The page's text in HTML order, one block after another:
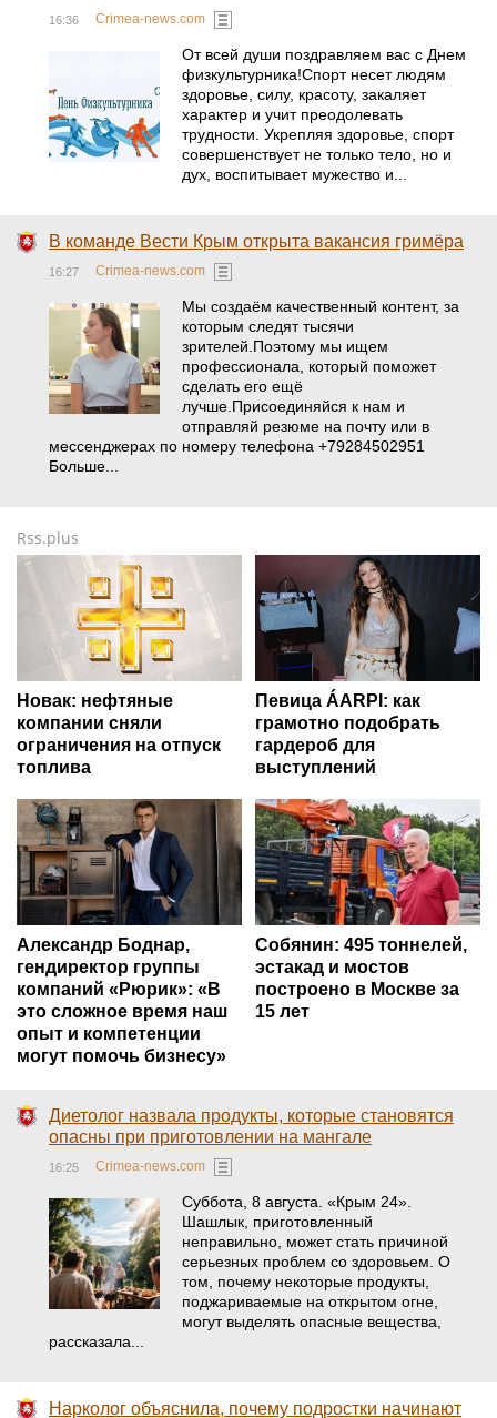
16:36 Crimea-news.com
От всей души поздравляем вас с Днем
физкультурника!Спорт несет людям
здоровье, силу, красоту, закаляет
характер и учит преодолевать
трудности. Укрепляя здоровье, спорт
совершенствует не только тело, но и
дух, воспитывает мужество и...
В команде Вести Крым открыта вакансия гримёра
16:27 Crimea-news.com
Мы создаём качественный контент, за
которым следят тысячи
зрителей.Поэтому мы ищем
профессионала, который поможет
сделать его ещё
лучше.Присоединяйся к нам и
отправляй резюме на почту или в
мессенджерах по номеру телефона +79284502951
Больше...
Rss.plus
Новак: нефтяные
компании сняли
ограничения на отпуск
топлива
Певица ÁARPI: как
грамотно подобрать
гардероб для
выступлений
Александр Боднар,
гендиректор группы
компаний «Рюрик»: «В
это сложное время наш
опыт и компетенции
могут помочь бизнесу»
Собянин: 495 тоннелей,
эстакад и мостов
построено в Москве за
15 лет
Диетолог назвала продукты, которые становятся
опасны при приготовлении на мангале
16:25 Crimea-news.com
Суббота, 8 августа. «Крым 24».
Шашлык, приготовленный
неправильно, может стать причиной
серьезных проблем со здоровьем. О
том, почему некоторые продукты,
поджариваемые на открытом огне,
могут выделять опасные вещества,
рассказала...
Нарколог объяснила, почему подростки начинают